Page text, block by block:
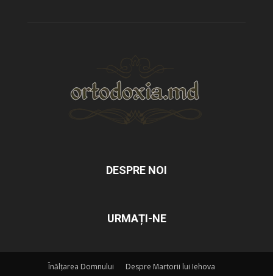
DESPRE NOI
URMAȚI-NE
Înălțarea Domnului
Despre Martorii lui Iehova